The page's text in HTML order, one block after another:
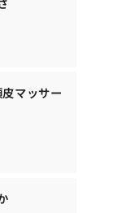
マッサー